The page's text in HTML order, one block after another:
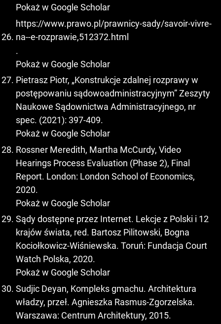
Pokaż w Google Scholar
https://www.prawo.pl/prawnicy-sady/savoir-vivre-
na--e-rozprawie,512372.html
.
Pokaż w Google Scholar
Pietrasz Piotr, „Konstrukcje zdalnej rozprawy w
postępowaniu sądowoadministracyjnym” Zeszyty
Naukowe Sądownictwa Administracyjnego, nr
spec. (2021): 397-409.
Pokaż w Google Scholar
Rossner Meredith, Martha McCurdy, Video
Hearings Process Evaluation (Phase 2), Final
Report. London: London School of Economics,
2020.
Pokaż w Google Scholar
Sądy dostępne przez Internet. Lekcje z Polski i 12
krajów świata, red. Bartosz Pilitowski, Bogna
Kociołkowicz-Wiśniewska. Toruń: Fundacja Court
Watch Polska, 2020.
Pokaż w Google Scholar
Sudjic Deyan, Kompleks gmachu. Architektura
władzy, przeł. Agnieszka Rasmus-Zgorzelska.
Warszawa: Centrum Architektury, 2015.